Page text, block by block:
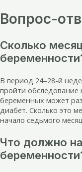
Вопрос-
Сколько
В период 24–28-й
пройти обследование
беременных может
диабет. Сколько это
начало седьмого
Что должно